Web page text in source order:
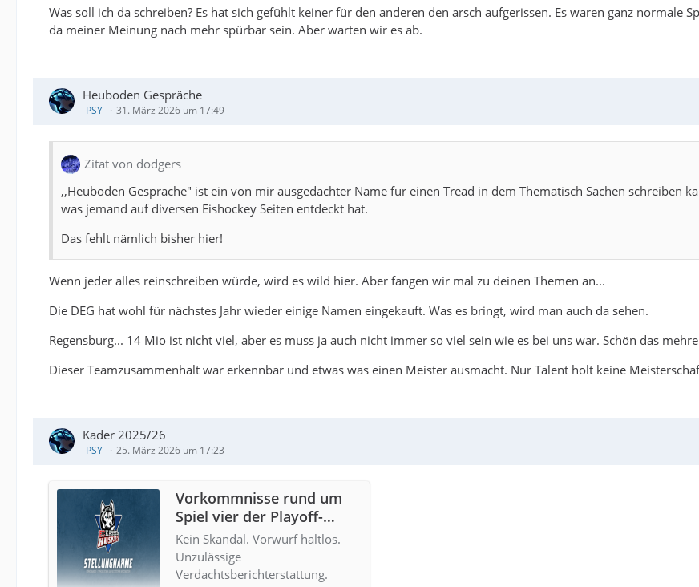
Was soll ich da schreiben? Es hat sich gefühlt keiner für den anderen den arsch aufgerissen. Es waren ganz normale
da meiner Meinung nach mehr spürbar sein. Aber warten wir es ab.
Heuboden Gespräche
-PSY- 31. März 2026 um 17:49
Zitat von dodgers
,,Heuboden Gespräche" ist ein von mir ausgedachter Name für einen Tread in dem Thematisch Sachen schreiben
was jemand auf diversen Eishockey Seiten entdeckt hat.
Das fehlt nämlich bisher hier!
Wenn jeder alles reinschreiben würde, wird es wild hier. Aber fangen wir mal zu deinen Themen an...
Die DEG hat wohl für nächstes Jahr wieder einige Namen eingekauft. Was es bringt, wird man auch da sehen.
Regensburg... 14 Mio ist nicht viel, aber es muss ja auch nicht immer so viel sein wie es bei uns war. Schön das
Dieser Teamzusammenhalt war erkennbar und etwas was einen Meister ausmacht. Nur Talent holt keine
Kader 2025/26
-PSY- 25. März 2026 um 17:23
Vorkommnisse rund um
Spiel vier der Playoff-
Viertelfinalserie am
24.03.2026
Kein Skandal. Vorwurf haltlos.
Unzulässige
Verdachtsberichterstattung.